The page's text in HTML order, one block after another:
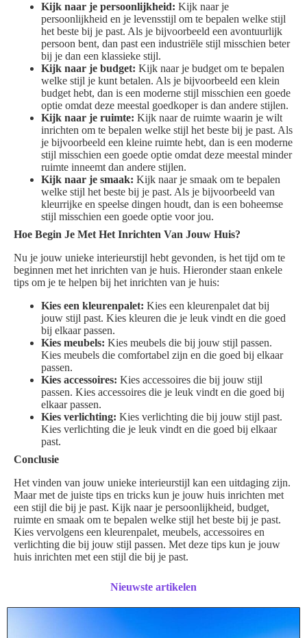
Kijk naar je persoonlijkheid: Kijk naar je
persoonlijkheid en je levensstijl om te bepalen welke stijl
het beste bij je past. Als je bijvoorbeeld een avontuurlijk
persoon bent, dan past een industriële stijl misschien beter
bij je dan een klassieke stijl.
Kijk naar je budget: Kijk naar je budget om te bepalen
welke stijl je kunt betalen. Als je bijvoorbeeld een klein
budget hebt, dan is een moderne stijl misschien een goede
optie omdat deze meestal goedkoper is dan andere stijlen.
Kijk naar je ruimte: Kijk naar de ruimte waarin je wilt
inrichten om te bepalen welke stijl het beste bij je past. Als
je bijvoorbeeld een kleine ruimte hebt, dan is een moderne
stijl misschien een goede optie omdat deze meestal minder
ruimte inneemt dan andere stijlen.
Kijk naar je smaak: Kijk naar je smaak om te bepalen
welke stijl het beste bij je past. Als je bijvoorbeeld van
kleurrijke en speelse dingen houdt, dan is een boheemse
stijl misschien een goede optie voor jou.
Hoe Begin Je Met Het Inrichten Van Jouw Huis?
Nu je jouw unieke interieurstijl hebt gevonden, is het tijd om te
beginnen met het inrichten van je huis. Hieronder staan enkele
tips om je te helpen bij het inrichten van je huis:
Kies een kleurenpalet: Kies een kleurenpalet dat bij
jouw stijl past. Kies kleuren die je leuk vindt en die goed
bij elkaar passen.
Kies meubels: Kies meubels die bij jouw stijl passen.
Kies meubels die comfortabel zijn en die goed bij elkaar
passen.
Kies accessoires: Kies accessoires die bij jouw stijl
passen. Kies accessoires die je leuk vindt en die goed bij
elkaar passen.
Kies verlichting: Kies verlichting die bij jouw stijl past.
Kies verlichting die je leuk vindt en die goed bij elkaar
past.
Conclusie
Het vinden van jouw unieke interieurstijl kan een uitdaging zijn.
Maar met de juiste tips en tricks kun je jouw huis inrichten met
een stijl die bij je past. Kijk naar je persoonlijkheid, budget,
ruimte en smaak om te bepalen welke stijl het beste bij je past.
Kies vervolgens een kleurenpalet, meubels, accessoires en
verlichting die bij jouw stijl passen. Met deze tips kun je jouw
huis inrichten met een stijl die bij je past.
Nieuwste artikelen